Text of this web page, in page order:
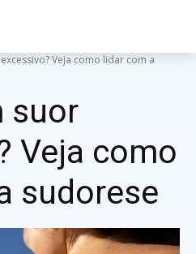
Veja como lidar com a
suor
Veja como
sudorese